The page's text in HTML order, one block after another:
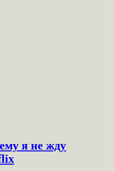
я не жду